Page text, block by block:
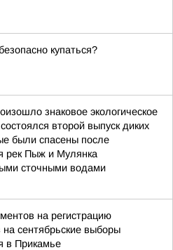
купаться?
знаковое экологическое
второй выпуск диких
были спасены после
рек Пыж и Мулянка
сточными водами
на регистрацию
на сентябрьские выборы
в Прикамье